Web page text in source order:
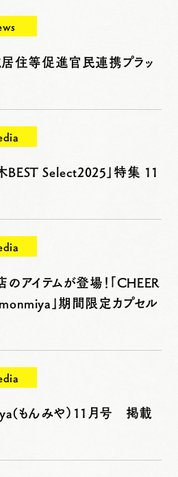
住等促進官民連携プラッ
BEST Select2025」特集 11
アイテムが登場！「CHEER
」期間限定カプセル
もんみや）11月号 掲載